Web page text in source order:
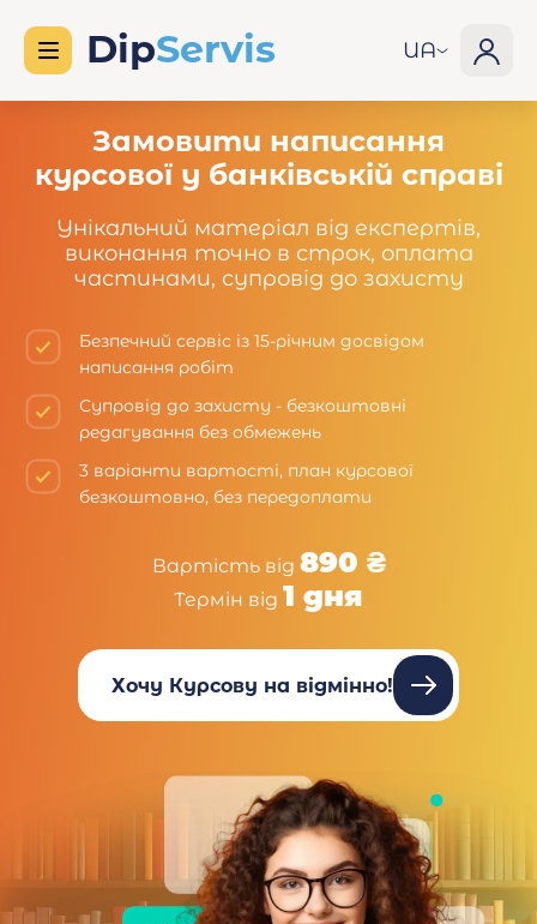
UA
Замовити написання
курсової у банківській справі
Унікальний матеріал від експертів,
виконання точно в строк, оплата
частинами, супровід до захисту
Безпечний сервіс із 15-річним досвідом
написання робіт
Супровід до захисту - безкоштовні
редагування без обмежень
3 варіанти вартості, план курсової
безкоштовно, без передоплати
Вартість від 890 ₴
Термін від 1 дня
Хочу Курсову на відмінно!